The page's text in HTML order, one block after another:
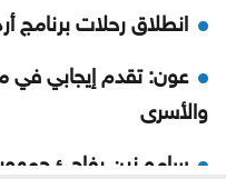
انطلاق رحلات برنامج
عون: تقدم إيجابي في
والأسرى
سامو زين يفاجئ